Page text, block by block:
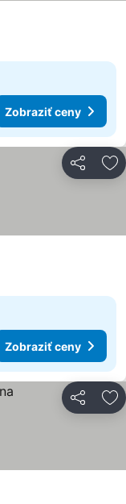
Zobraziť ceny
Zdieľať
Zobraziť ceny
Zdieľať